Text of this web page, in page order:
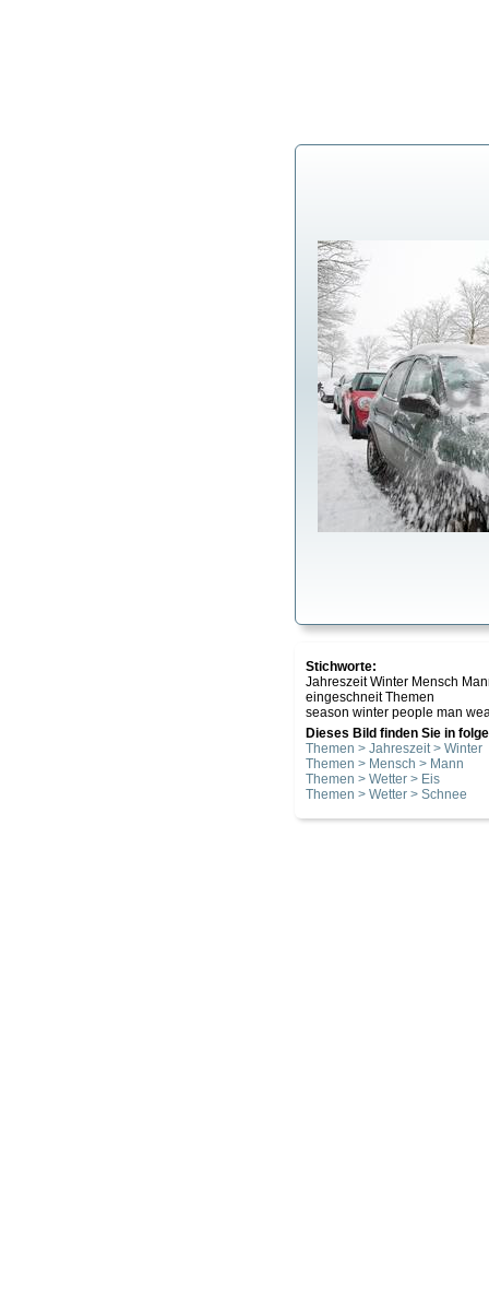
Stichworte:
Jahreszeit Winter Mensch
eingeschneit Themen
season winter people man
Dieses Bild finden Sie in
Themen > Jahreszeit > Winter
Themen > Mensch > Mann
Themen > Wetter > Eis
Themen > Wetter > Schnee